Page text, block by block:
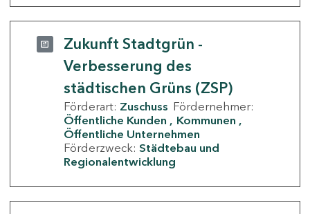
Zukunft Stadtgrün -
Verbesserung des
städtischen Grüns (ZSP)
Förderart: Zuschuss Fördernehmer:
Öffentliche Kunden
Kommunen
Öffentliche Unternehmen
Förderzweck: Städtebau und
Regionalentwicklung